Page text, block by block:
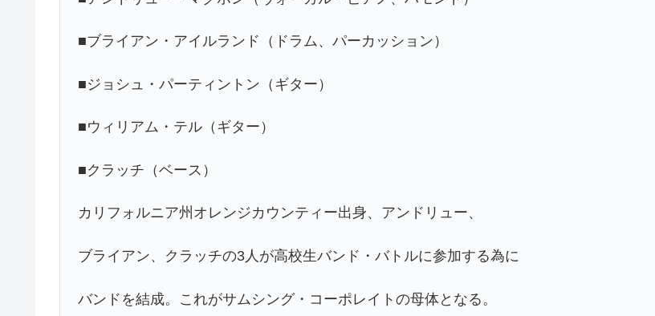
■ブライアン・アイルランド（ドラム、パーカッション）
■ジョシュ・パーティントン（ギター）
■ウィリアム・テル（ギター）
■クラッチ（ベース）
カリフォルニア州オレンジカウンティー出身、アンドリュー、
ブライアン、クラッチの3人が高校生バンド・バトルに参加する為に
バンドを結成。これがサムシング・コーポレイトの母体となる。